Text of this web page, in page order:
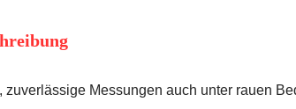
zuverlässige Messungen auch unter rauen